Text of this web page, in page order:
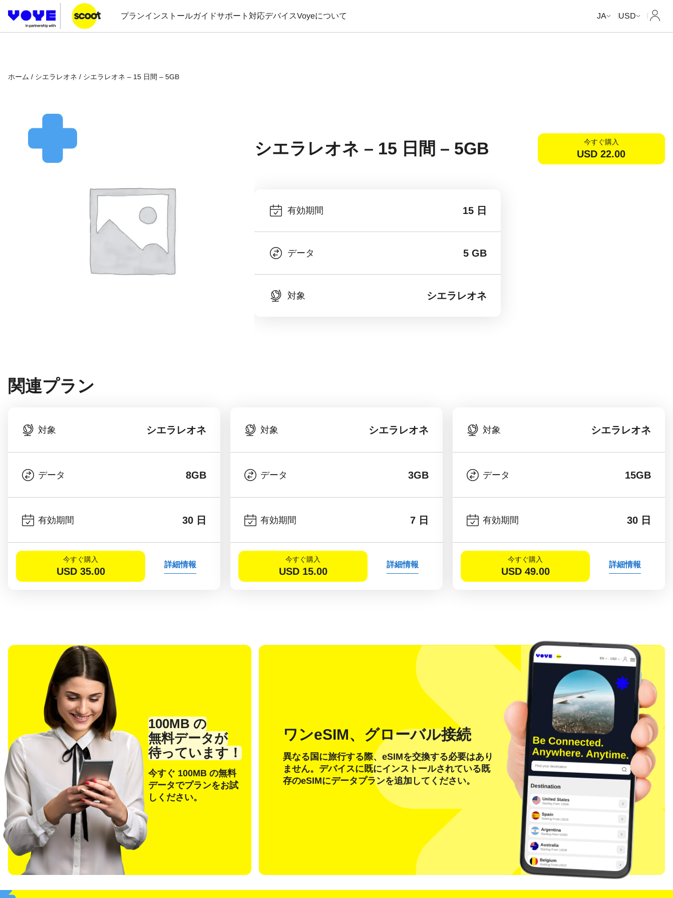
プランインストールガイドサポート 対応デバイスVoyeについて JA USD マイ
ホーム / シエラレオネ / シエラレオネ – 15 日間 – 5GB
シエラレオネ – 15 日間 – 5GB 今すぐ購入
USD 22.00
有効期間 15 日
データ 5 GB
対象 シエラレオネ
関連プラン
対象 シエラレオネ
データ 8GB
有効期間 30 日
今すぐ購入
USD 35.00
詳細情報
対象 シエラレオネ
データ 3GB
有効期間 7 日
今すぐ購入
USD 15.00
詳細情報
対象 シエラレオネ
データ 15GB
有効期間 30 日
今すぐ購入
USD 49.00
詳細情報
100MB の
無料データが
待っています！
今すぐ 100MB の無料
データでプランをお試
しください。
ワンeSIM、グローバル接続
異なる国に旅行する際、eSIMを交換する必要はあり
ません。デバイスに既にインストールされている既
存のeSIMにデータプランを追加してください。
ポップアップを閉じる
アカウントをお持ちの方
メールアドレスでログイン